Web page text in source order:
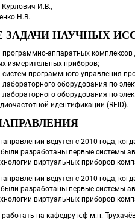
Курлович И.В.,
Н.В.
НАУЧНЫХ
программно-аппаратных
измерительных приборов;
систем программного управления
лабораторного оборудования по
лабораторного оборудования по
идентификации (RFID).
ведутся с 2010 года,
разработаны первые системы
виртуальных приборов
ведутся с 2010 года,
разработаны первые системы
виртуальных приборов
работать на кафедру к.ф-м.н.